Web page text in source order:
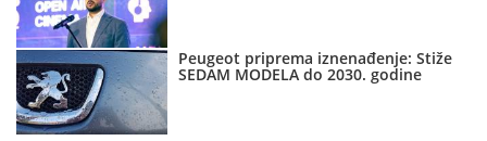
Peugeot priprema iznenađenje: Stiže
SEDAM MODELA do 2030. godine